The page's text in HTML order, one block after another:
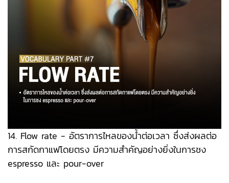
14. Flow rate - อัตราการไหลของน้ำต่อเวลา ซึ่งส่งผลต่อ
การสกัดกาแฟโดยตรง มีความสำคัญอย่างยิ่งในการชง
espresso และ pour-over